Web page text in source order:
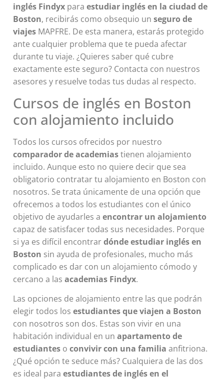
inglés Findyx paraestudiar inglés en la ciudad de
Boston, recibirás como obsequio unseguro de
viajes MAPFRE. De esta manera, estarás protegido
ante cualquier problema que te pueda afectar
durante tu viaje. ¿Quieres saber qué cubre
exactamente este seguro? Contacta con nuestros
asesores y resuelve todas tus dudas al respecto.
Cursos de inglés en Boston
con alojamiento incluido
Todos los cursos ofrecidos por nuestro
comparador de academiastienen alojamiento
incluido. Aunque esto no quiere decir que sea
obligatorio contratar tu alojamiento en Boston con
nosotros. Se trata únicamente de una opción que
ofrecemos a todos los estudiantes con el único
objetivo de ayudarles aencontrar un alojamiento
capaz de satisfacer todas sus necesidades. Porque
si ya es difícil encontrardónde estudiar inglés en
Boston sin ayuda de profesionales, mucho más
complicado es dar con un alojamiento cómodo y
cercano a lasacademias Findyx.
Las opciones de alojamiento entre las que podrán
elegir todos losestudiantes que viajen a Boston
con nosotros son dos. Estas son vivir en una
habitación individual en un apartamento de
estudiantes oconvivir con una familia anfitriona.
¿Qué opción te seduce más? Cualquiera de las dos
es ideal paraestudiantes de inglés en el